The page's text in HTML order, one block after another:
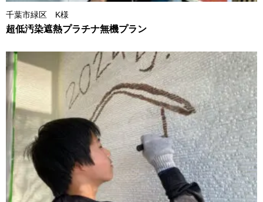
千葉市緑区 K様
超低汚染遮熱プラチナ無機プラン